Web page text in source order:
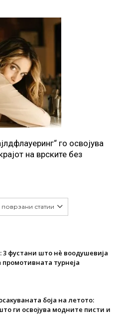
го освојува
на врските без
поврзани статии
3 фустани што нè воодушевија
промотивната турнеја
боја на летото:
ги освојува модните писти и